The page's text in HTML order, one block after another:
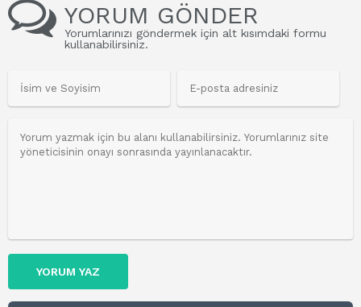
YORUM GÖNDER
Yorumlarınızı göndermek için alt kısımdaki formu
kullanabilirsiniz.
YORUM YAZ